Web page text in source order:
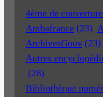
4ème de couverture
Ambafrance (23)
ArchivesGouv (23)
Autres
(26)
Bibliothèque